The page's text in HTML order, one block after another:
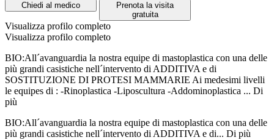
Chiedi al medico
Prenota la visita
gratuita
Visualizza profilo completo
Visualizza profilo completo
BIO:All´avanguardia la nostra equipe di mastoplastica con una delle
più grandi casistiche nell´intervento di ADDITIVA e di
SOSTITUZIONE DI PROTESI MAMMARIE Ai medesimi livelli
le equipes di : -Rinoplastica -Liposcultura -Addominoplastica ... Di
più
BIO:All´avanguardia la nostra equipe di mastoplastica con una delle
più grandi casistiche nell´intervento di ADDITIVA e di... Di più